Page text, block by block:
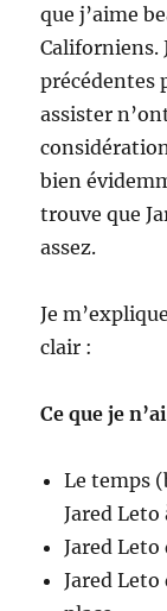
que j’aime
Californiens.
précédentes
assister
bien
trouve que
assez.
Je
clair :
Ce que je
Le temps
Jared Leto
Jared
Jared